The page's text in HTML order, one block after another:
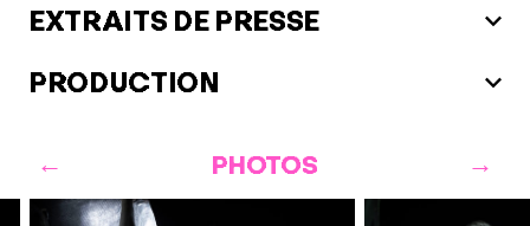
EXTRAITS DE PRESSE
PRODUCTION
PHOTOS